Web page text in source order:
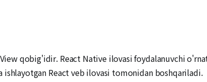
qobig'idir. React Native ilovasi foydalanuvchi
React veb ilovasi tomonidan boshqariladi.